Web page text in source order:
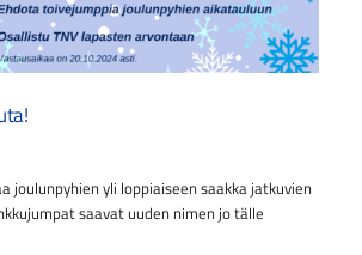
joulunpyhien yli loppiaiseen saakka jatkuvien
saavat uuden nimen jo tälle